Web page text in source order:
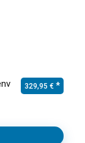
329,95 €